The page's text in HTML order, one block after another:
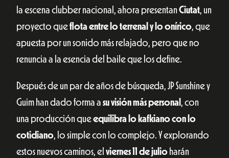
la escena clubber nacional, ahora presentanCiutat, un
proyecto queflota entre lo terrenal y lo onírico, que
apuesta por un sonido más relajado, pero que no
renuncia a la esencia del baile que los define.
Después de un par de años de búsqueda, JP Sunshine y
Guim han dado forma a su visión más personal , con
una producción queequilibra lo kafkiano con lo
cotidiano, lo simple con lo complejo. Y explorando
estos nuevos caminos, el viernes 11 de julio harán